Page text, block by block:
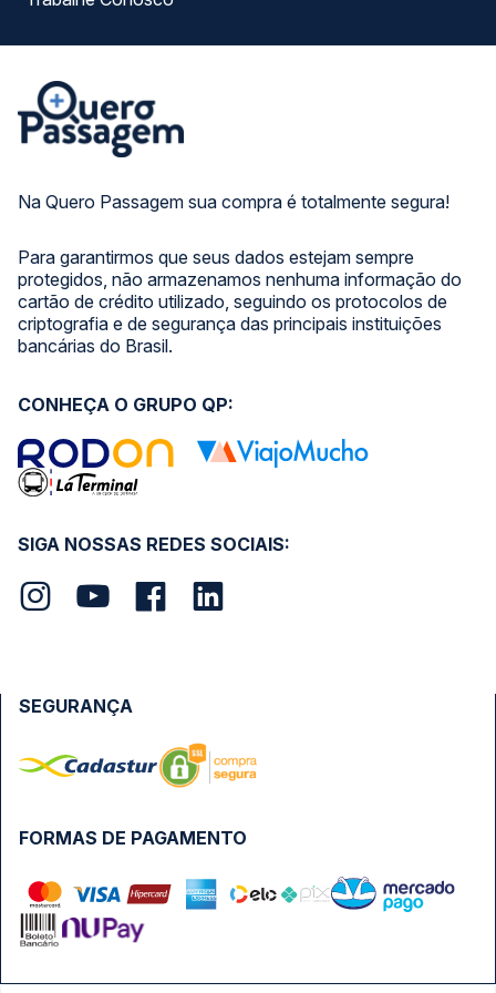
Na Quero Passagem sua compra é totalmente segura!
Para garantirmos que seus dados estejam sempre
protegidos, não armazenamos nenhuma informação do
cartão de crédito utilizado, seguindo os protocolos de
criptografia e de segurança das principais instituições
bancárias do Brasil.
SIGA NOSSAS REDES SOCIAIS:
CONHEÇA O GRUPO QP:
FORMAS DE PAGAMENTO
SEGURANÇA